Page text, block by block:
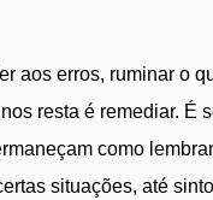
aos erros, ruminar o
resta é remediar. É
como
situações, até